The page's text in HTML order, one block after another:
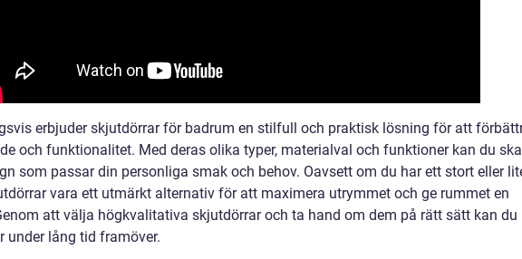
erbjuder skjutdörrar för badrum en stilfull och praktisk lösning för att
och funktionalitet. Med deras olika typer, materialval och funktioner kan du
som passar din personliga smak och behov. Oavsett om du har ett stort eller
vara ett utmärkt alternativ för att maximera utrymmet och ge rummet en
att välja högkvalitativa skjutdörrar och ta hand om dem på rätt sätt kan du
under lång tid framöver.